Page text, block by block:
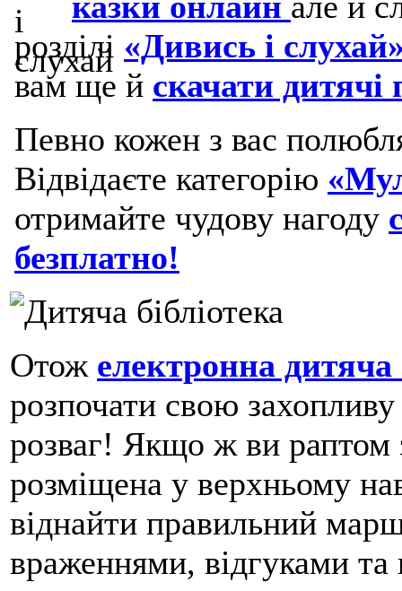
розділі «Дивись і
вам ще й скачати дитячі
Певно кожен з вас
Відвідаєте категорію
отримайте чудову нагоду
безплатно!
Отож електронна дитяча
розпочати свою
розваг! Якщо ж ви раптом
розміщена у верхньому
віднайти правильний
враженнями, відгуками та